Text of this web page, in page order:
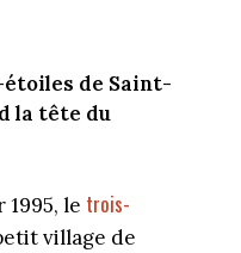
de Saint-
la tête du
le trois-
village de